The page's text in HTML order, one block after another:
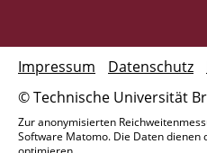
© Technische Universität
Impressum Datenschutz
Zur anonymisierten
Software Matomo. Die Daten dienen